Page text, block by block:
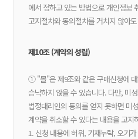
에서 정하고 있는 방법으로 개인정보
고지절차와 동의절차를 거치지 않아
제10조 (계약의 성립)
① "몰"은 제9조와 같은 구매신청에
승낙하지 않을 수 있습니다. 다만, 미
법정대리인의 동의를 얻지 못하면 미
계약을 취소할 수 있다는 내용을 고지
1. 신청 내용에 허위, 기재누락, 오기